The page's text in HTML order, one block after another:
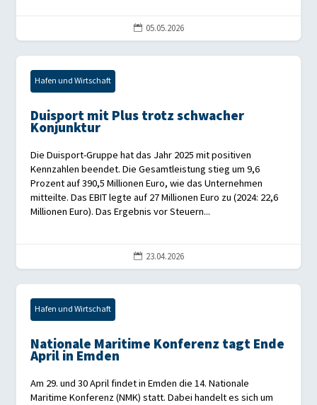
 05.05.2026
Hafen und Wirtschaft
Duisport mit Plus trotz schwacher
Konjunktur
Die Duisport-Gruppe hat das Jahr 2025 mit positiven
Kennzahlen beendet. Die Gesamtleistung stieg um 9,6
Prozent auf 390,5 Millionen Euro, wie das Unternehmen
mitteilte. Das EBIT legte auf 27 Millionen Euro zu (2024: 22,6
Millionen Euro). Das Ergebnis vor Steuern...
 23.04.2026
Hafen und Wirtschaft
Nationale Maritime Konferenz tagt Ende
April in Emden
Am 29. und 30 April findet in Emden die 14. Nationale
Maritime Konferenz (NMK) statt. Dabei handelt es sich um